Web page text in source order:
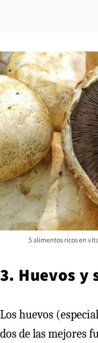
5 alimentos ricos en
3. Huevos y
Los huevos
dos de las mejores